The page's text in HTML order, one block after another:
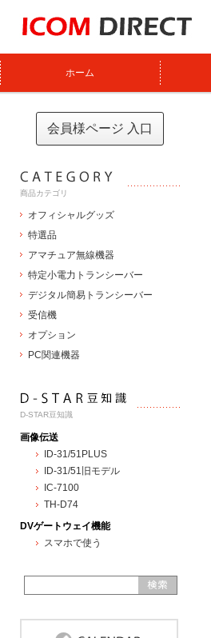
ホーム
会員様ページ 入口
商品カテゴリ
オフィシャルグッズ
特選品
アマチュア無線機器
特定小電力トランシーバー
デジタル簡易トランシーバー
受信機
オプション
PC関連機器
D-STAR豆知識
画像伝送
ID-31/51PLUS
ID-31/51旧モデル
IC-7100
TH-D74
DVゲートウェイ機能
スマホで使う